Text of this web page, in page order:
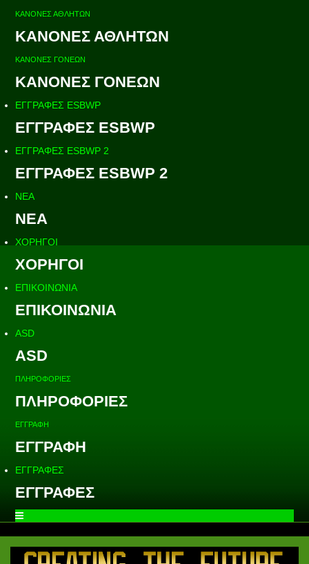
ΚΑΝΟΝΕΣ ΑΘΛΗΤΩΝ
ΚΑΝΟΝΕΣ ΑΘΛΗΤΩΝ
ΚΑΝΟΝΕΣ ΓΟΝΕΩΝ
ΚΑΝΟΝΕΣ ΓΟΝΕΩΝ
ΕΓΓΡΑΦΕΣ ESBWP
ΕΓΓΡΑΦΕΣ ESBWP
ΕΓΓΡΑΦΕΣ ESBWP 2
ΕΓΓΡΑΦΕΣ ESBWP 2
ΝΕΑ
ΝΕΑ
ΧΟΡΗΓΟΙ
ΧΟΡΗΓΟΙ
ΕΠΙΚΟΙΝΩΝΙΑ
ΕΠΙΚΟΙΝΩΝΙΑ
ASD
ASD
ΠΛΗΡΟΦΟΡΙΕΣ
ΠΛΗΡΟΦΟΡΙΕΣ
ΕΓΓΡΑΦΗ
ΕΓΓΡΑΦΗ
ΕΓΓΡΑΦΕΣ
ΕΓΓΡΑΦΕΣ